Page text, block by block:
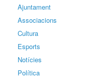
Ajuntament
Associacions
Cultura
Esports
Notícies
Política